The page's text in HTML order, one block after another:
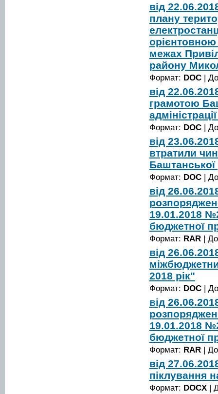
від
плану
межах
району
Формат: DOC |
від
грамотою
Формат: DOC |
від
втратили
Баштанської
Формат: DOC |
від
19.01.2018
бюджетної
Формат: RAR |
від
2018 рік"
Формат: DOC |
від
19.01.2018
бюджетної
Формат: RAR |
від
піклування
Формат: DOCX |